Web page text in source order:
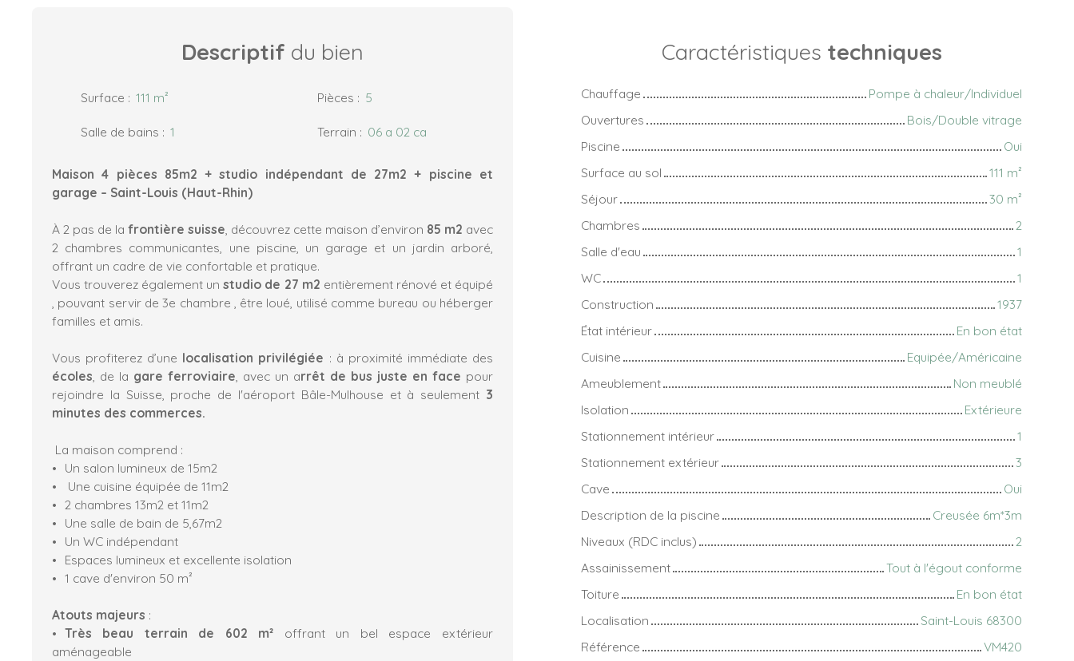
Descriptif du bien
Surface : 111 m² Pièces : 5
Salle de bains : 1 Terrain : 06 a 02 ca
Maison 4 pièces 85m2 + studio indépendant de 27m2 + piscine et
garage – Saint-Louis (Haut-Rhin)
À 2 pas de la frontière suisse, découvrez cette maison d’environ 85 m2 ​avec
2 ​​​​chambres communicantes, une piscine, un garage et un jardin arboré,
offrant un cadre de vie confortable et pratique.
Vous trouverez également unstudio de 27 m2 entièrement rénové et équipé
, pouvant servir de 3e chambre , être loué, utilisé comme bureau ou héberger
familles et amis.
Vous profiterez d’une localisation privilégiée : à proximité immédiate des
écoles, de la gare ferroviaire, avec un arrêt de bus juste en face pour
rejoindre la Suisse, proche de l'aéroport Bâle-Mulhouse et à seulement 3
minutes des commerces.
La maison comprend :
Un salon lumineux de 15m2
Une cuisine équipée de 11m2
2 chambres 13m2 et 11m2
Une salle de bain de 5,67m2
Un WC indépendant
Espaces lumineux et excellente isolation
1 cave d'environ 50 m²
Atouts majeurs :
Très beau terrain de 602 m² offrant un bel espace extérieur
aménageable
Caractéristiques techniques
Chauffage
Pompe à chaleur/Individuel
Ouvertures
Bois/Double vitrage
Piscine
Oui
Surface au sol
111 m²
Séjour
30 m²
Chambres
2
Salle d'eau
1
WC
1
Construction
1937
État intérieur
En bon état
Cuisine
Equipée/Américaine
Ameublement
Non meublé
Isolation
Extérieure
Stationnement intérieur
1
Stationnement extérieur
3
Cave
Oui
Description de la piscine
Creusée 6m*3m
Niveaux (RDC inclus)
2
Assainissement
Tout à l'égout conforme
Toiture
En bon état
Localisation
Saint-Louis 68300
Référence
VM420